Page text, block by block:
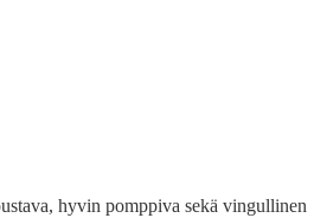
hyvin pomppiva sekä vingullinen